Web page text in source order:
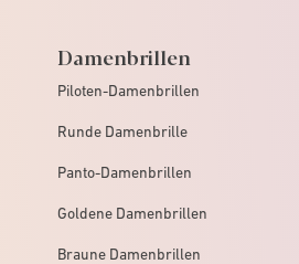
Damenbrillen
Piloten-Damenbrillen
Runde Damenbrille
Panto-Damenbrillen
Goldene Damenbrillen
Braune Damenbrillen